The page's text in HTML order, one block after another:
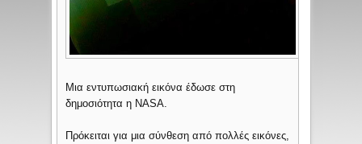
Μια εντυπωσιακή εικόνα έδωσε στη
δημοσιότητα η NASA.
Πρόκειται για μια σύνθεση από πολλές εικόνες,